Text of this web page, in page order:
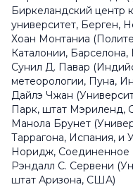
Биркеландский центр
университет, Берген,
Хоан Монтаниа
Каталонии, Барселона,
Сунил Д. Павар
метеорологии, Пуна,
Дайлэ Чжан
Парк, штат Мэриленд,
Манола Брунет
Таррагона, Испания, и
Норидж, Соединенное
Рэндалл С. Сервени
штат Аризона, США)